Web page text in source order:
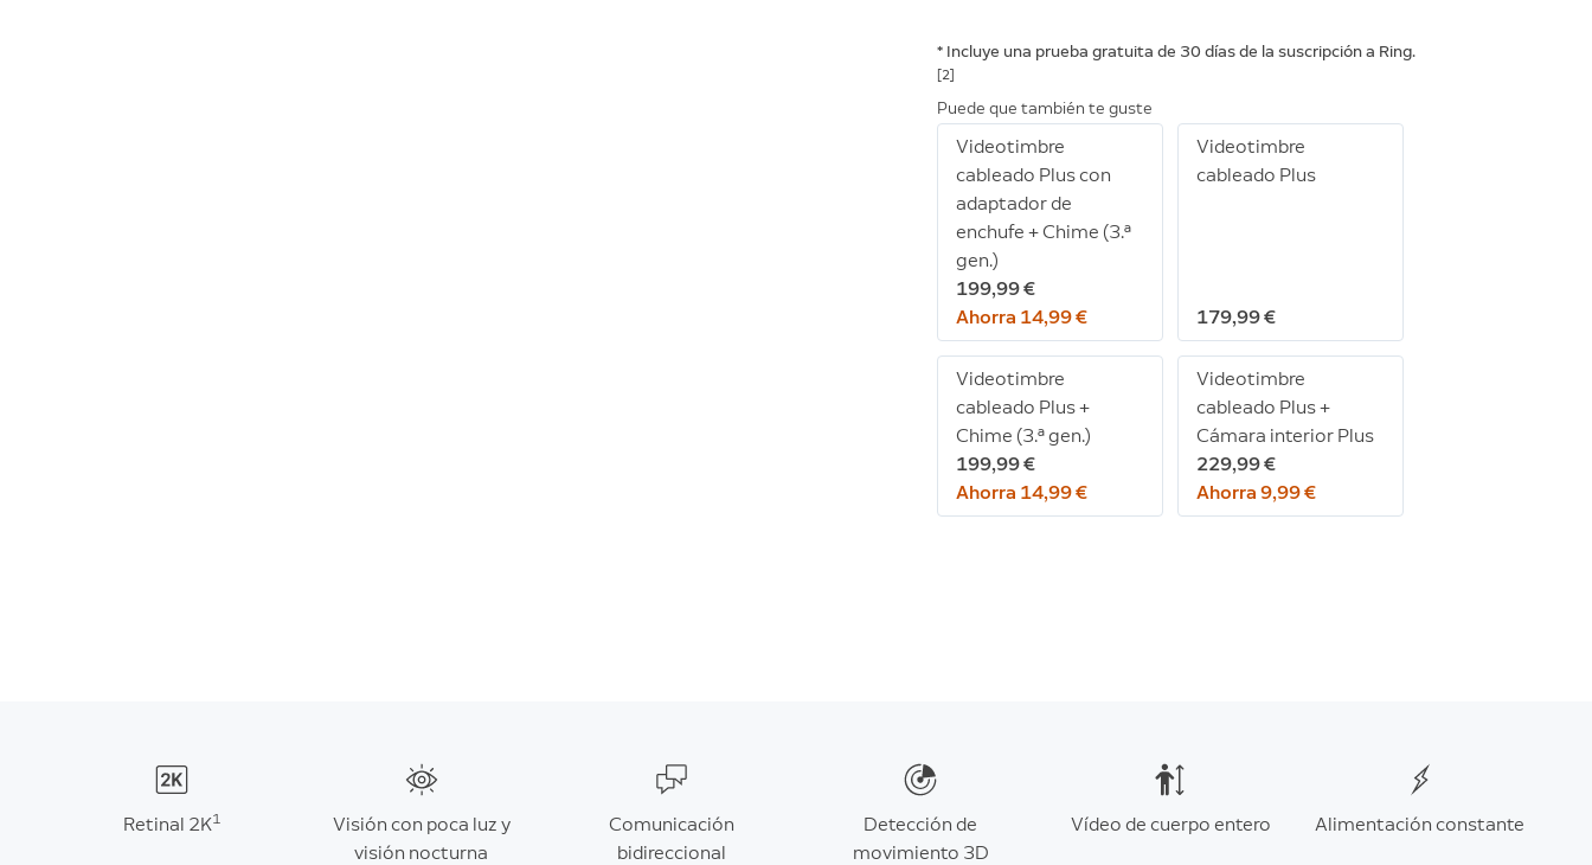
* Incluye una prueba gratuita de 30 días de la suscripción a Ring.
[2]
Puede que también te guste
Videotimbre
cableado Plus con
adaptador de
enchufe + Chime (3.ª
gen.)
199,99 €
Ahorra 14,99 €
Videotimbre
cableado Plus
179,99 €
Videotimbre
cableado Plus +
Chime (3.ª gen.)
199,99 €
Ahorra 14,99 €
Videotimbre
cableado Plus +
Cámara interior Plus
229,99 €
Ahorra 9,99 €
Retinal 2K1
Visión con poca luz y
visión nocturna
Comunicación
bidireccional
Detección de
movimiento 3D
Vídeo de cuerpo entero Alimentación constante